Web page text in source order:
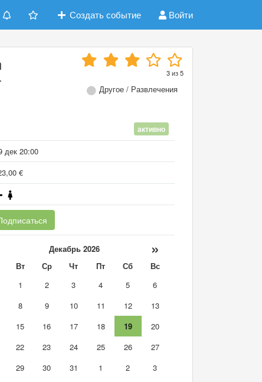
Создать событие Войти
3из5
Другое / Развлечения
активно
дек 20:00
€
Декабрь 2026 »
Вт Ср Чт Пт Сб
Вс
1 2 3 4 5
6
8 9 10 11 12
13
15 16 17 18 19
20
22 23 24 25 26
27
29 30 31 1 2
3